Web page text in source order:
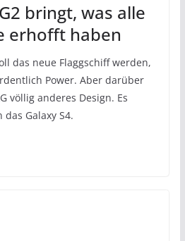
bringt, was alle
erhofft haben
das neue Flaggschiff werden,
Power. Aber darüber
völlig anderes Design. Es
Galaxy S4.